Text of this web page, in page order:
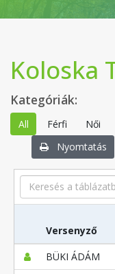
Koloska
Kategóriák:
All Férfi
Női
Nyomtatás
Search
Versenyző
BÜKI ÁDÁM